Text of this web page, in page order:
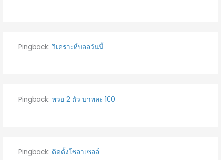
Pingback: วิเคราะห์บอลวันนี้
Pingback: หวย 2 ตัว บาทละ 100
Pingback: ติดตั้งโซลาเซลล์